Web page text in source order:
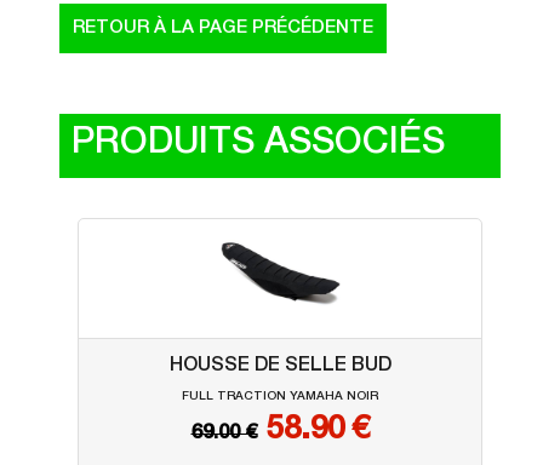
PRODUITS ASSOCIÉS
HOUSSE DE SELLE BUD
FULL TRACTION YAMAHA NOIR
69.00 €58.90 €